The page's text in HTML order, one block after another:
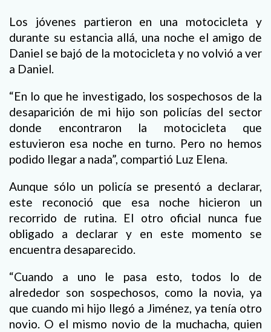
Los jóvenes partieron en una motocicleta y
durante su estancia allá, una noche el amigo de
Daniel se bajó de la motocicleta y no volvió a ver
a Daniel.
“En lo que he investigado, los sospechosos de la
desaparición de mi hijo son policías del sector
donde encontraron la motocicleta que
estuvieron esa noche en turno. Pero no hemos
podido llegar a nada”, compartió Luz Elena.
Aunque sólo un policía se presentó a declarar,
este reconoció que esa noche hicieron un
recorrido de rutina. El otro oficial nunca fue
obligado a declarar y en este momento se
encuentra desaparecido.
“Cuando a uno le pasa esto, todos lo de
alrededor son sospechosos, como la novia, ya
que cuando mi hijo llegó a Jiménez, ya tenía otro
novio. O el mismo novio de la muchacha, quien